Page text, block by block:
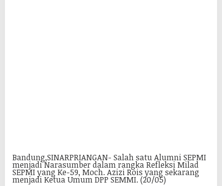
Bandung,SINARPRIANGAN- Salah satu Alumni SEPMI
menjadi Narasumber dalam rangka Refleksi Milad
SEPMI yang Ke-59, Moch. Azizi Rois yang sekarang
menjadi Ketua Umum DPP SEMMI. (20/05)